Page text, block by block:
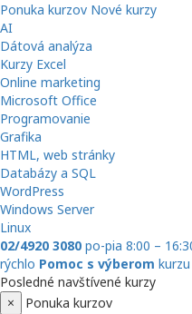
Ponuka kurzov Nové kurzy
AI
Dátová analýza
Kurzy Excel
Online marketing
Microsoft Office
Programovanie
Grafika
HTML, web stránky
Databázy a SQL
WordPress
Windows Server
Linux
02/4920 3080 po-pia 8:00 –
rýchlo Pomoc s výberom
Posledné navštívené kurzy
×
Ponuka kurzov